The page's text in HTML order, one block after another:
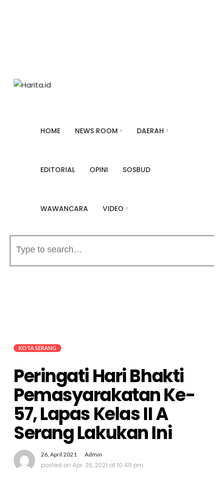
HOME NEWS ROOM DAERAH
EDITORIAL OPINI SOSBUD
WAWANCARA VIDEO
KOTA SERANG
Peringati Hari Bhakti
Pemasyarakatan Ke-
57, Lapas Kelas II A
Serang Lakukan Ini
26, April 2021 Admin
posted on Apr. 26, 2021 at 10:49 pm